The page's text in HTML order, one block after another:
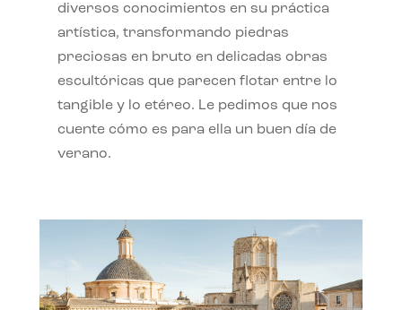
diversos conocimientos en su práctica
artística, transformando piedras
preciosas en bruto en delicadas obras
escultóricas que parecen flotar entre lo
tangible y lo etéreo. Le pedimos que nos
cuente cómo es para ella un buen día de
verano.